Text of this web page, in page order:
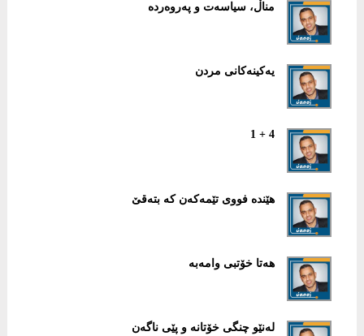
مناڵ، سیاسەت و پەروەردە
یەکینەکانی مردن
4 + 1
ھێندە فووی تێمەکەن کە بتەقێ
هەتا خۆتبی وامەبە
لەنێو چنگی خۆتانە و پێی ناگەن